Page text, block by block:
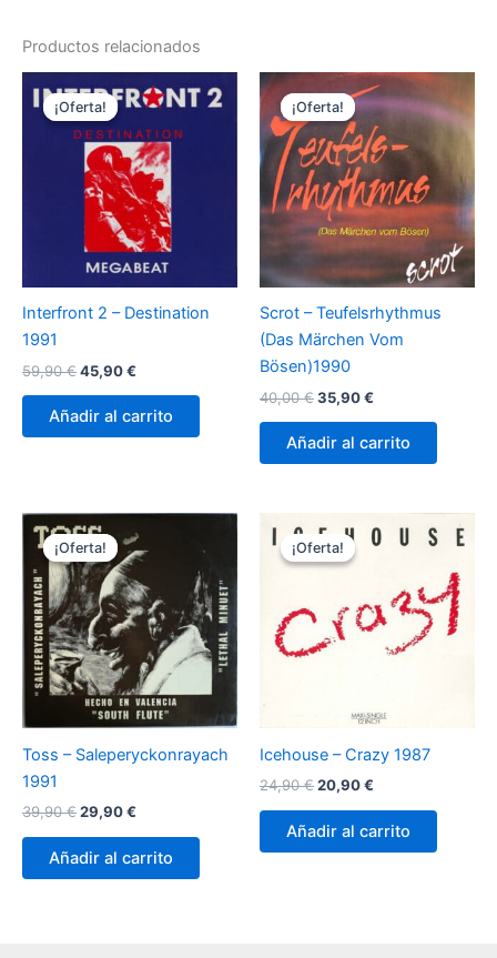
Productos relacionados
¡Oferta!
¡Oferta!
Interfront 2 ‎– Destination
1991
59,90€El
original
era:
45,90€
actual
es:
Añadir al carrito
¡Oferta!
¡Oferta!
Scrot – Teufelsrhythmus
(Das Märchen Vom
Bösen)1990
40,00€El
original
era:
35,90€
actual
es:
Añadir al carrito
¡Oferta!
¡Oferta!
Toss ‎– Saleperyckonrayach
1991
39,90€El
original
era:
29,90€
actual
es:
Añadir al carrito
¡Oferta!
¡Oferta!
Icehouse – Crazy 1987
24,90€El
original
era:
20,90€
actual
es:
Añadir al carrito